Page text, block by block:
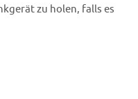
zu holen, falls es